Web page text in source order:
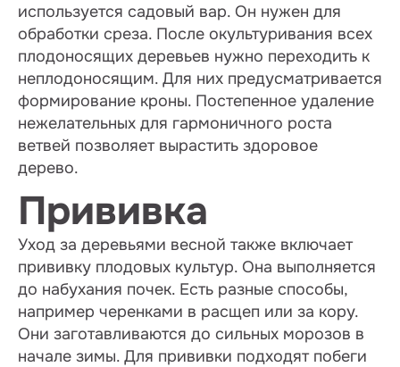
используется садовый вар. Он нужен для
обработки среза. После окультуривания всех
плодоносящих деревьев нужно переходить к
неплодоносящим. Для них предусматривается
формирование кроны. Постепенное удаление
нежелательных для гармоничного роста
ветвей позволяет вырастить здоровое
дерево.
Прививка
Уход за деревьями весной также включает
прививку плодовых культур. Она выполняется
до набухания почек. Есть разные способы,
например черенками в расщеп или за кору.
Они заготавливаются до сильных морозов в
начале зимы. Для прививки подходят побеги